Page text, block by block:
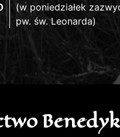
(w poniedziałek
pw. św. Leonarda)